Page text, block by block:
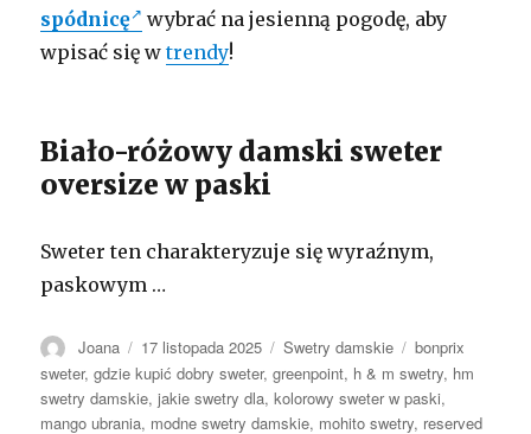
spódnicę
wybrać na jesienną pogodę, aby
wpisać się wtrendy!
Biało-różowy damski sweter
oversize w paski
Sweter ten charakteryzuje się wyraźnym,
paskowym …
Autor
Joana Opublikowano
17 listopada 2025 Kategorie
Swetry damskie Tagi
bonprix
sweter,gdzie kupić dobry sweter,greenpoint, h & m swetry, hm
swetry damskie,jakie swetry dla,kolorowy sweter w paski,
mango ubrania, modne swetry damskie, mohito swetry, reserved